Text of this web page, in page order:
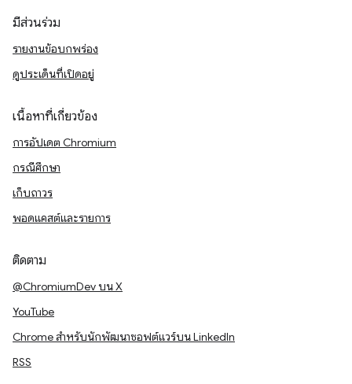
มีส่วนร่วม
รายงานข้อบกพร่อง
ดูประเด็นที่เปิดอยู่
เนื้อหาที่เกี่ยวข้อง
การอัปเดต Chromium
กรณีศึกษา
เก็บถาวร
พอดแคสต์และรายการ
ติดตาม
@ChromiumDev บน X
YouTube
Chrome สำหรับนักพัฒนาซอฟต์แวร์บน LinkedIn
RSS